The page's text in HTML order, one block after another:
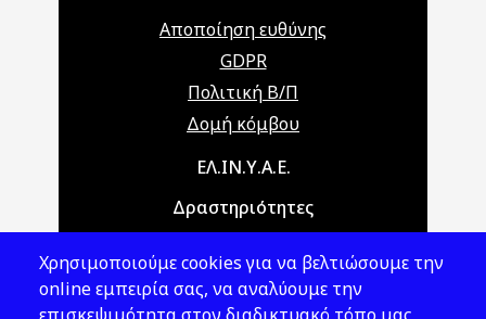
Αποποίηση ευθύνης
GDPR
Πολιτική Β/Π
Δομή κόμβου
Main navigationΕΛ.ΙΝ.Υ.Α.Ε.
Δραστηριότητες
Νομοθεσία
Χρησιμοποιούμε cookies για να βελτιώσουμε την
online εμπειρία σας, να αναλύουμε την